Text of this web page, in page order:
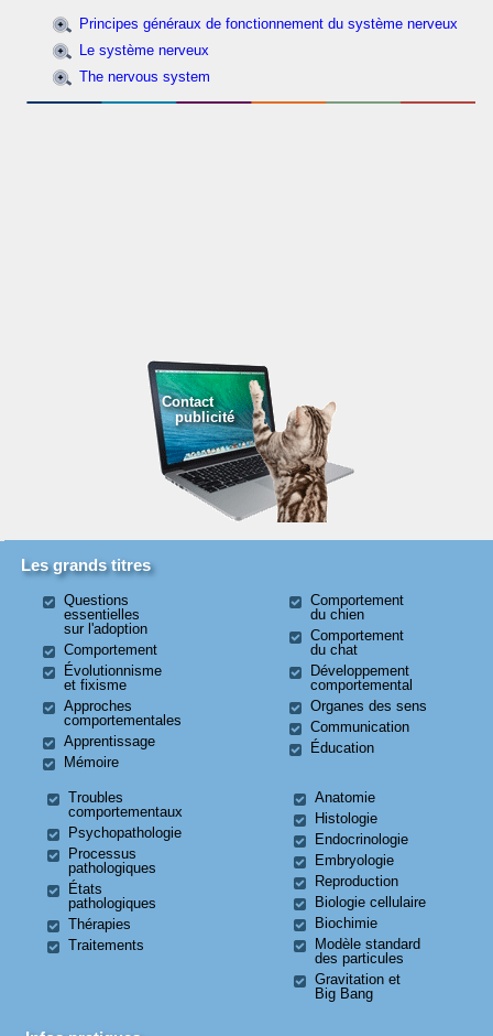
Principes généraux de fonctionnement du système nerveux
Le système nerveux
The nervous system
Contact
publicité
Les grands titres
Questions
essentielles
sur l'adoption
Comportement
Évolutionnisme
et fixisme
Approches
comportementales
Apprentissage
Mémoire
Comportement
du chien
Comportement
du chat
Développement
comportemental
Organes des sens
Communication
Éducation
Troubles
comportementaux
Psychopathologie
Processus
pathologiques
États
pathologiques
Thérapies
Traitements
Anatomie
Histologie
Endocrinologie
Embryologie
Reproduction
Biologie cellulaire
Biochimie
Modèle standard
des particules
Gravitation et
Big Bang